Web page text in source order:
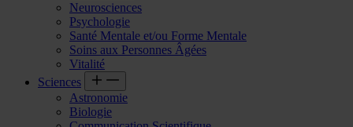
Neurosciences
Psychologie
Santé Mentale et/ou Forme Mentale
Soins aux Personnes Âgées
Vitalité
Sciences
Astronomie
Biologie